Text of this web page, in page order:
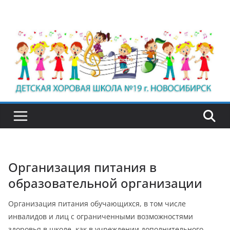
содержимому
Организация питания в
образовательной организации
Организация питания обучающихся, в том числе
инвалидов и лиц с ограниченными возможностями